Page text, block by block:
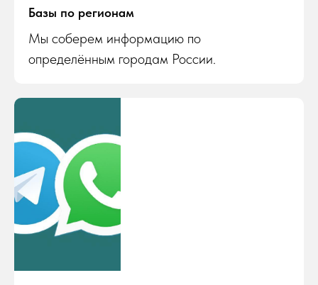
Базы по регионам
Мы соберем информацию по
определённым городам России.